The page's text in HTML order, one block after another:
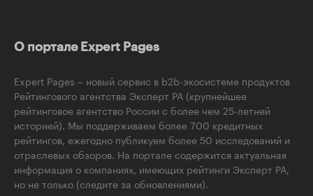
О портале Expert Pages
Expert Pages – новый сервис в b2b-экосистеме продуктов
Рейтингового агентства Эксперт РА (крупнейшее
рейтинговое агентство России с более чем 25-летней
историей). Мы поддерживаем более 700 кредитных
рейтингов, ежегодно публикуем более 50 исследований и
отраслевых обзоров. На портале содержится актуальная
информация о компаниях, имеющих рейтинги Эксперт РА,
но не только (следите за обновлениями).